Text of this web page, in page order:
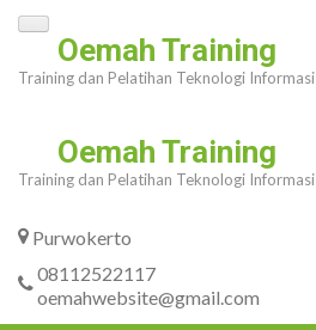
Skip
content
Enter)
Oemah Training
Training dan Pelatihan Teknologi Informasi
Oemah Training
Training dan Pelatihan Teknologi Informasi
Purwokerto
08112522117
oemahwebsite@gmail.com